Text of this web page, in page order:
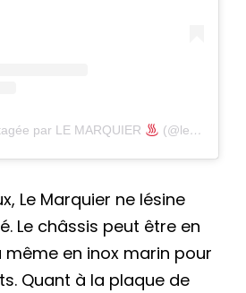
par LE MARQUIER (@lemarquier)
Le Marquier ne lésine
Le châssis peut être en
même en inox marin pour
Quant à la plaque de